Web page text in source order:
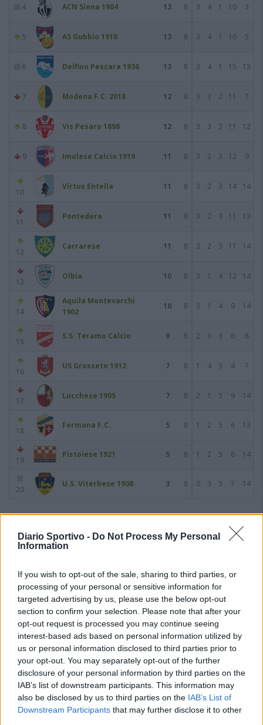
Diario Sportivo - Do Not Process My Personal
Information
If you wish to opt-out of the sale, sharing to third parties, or
processing of your personal or sensitive information for
targeted advertising by us, please use the below opt-out
section to confirm your selection. Please note that after your
opt-out request is processed you may continue seeing
interest-based ads based on personal information utilized by
us or personal information disclosed to third parties prior to
your opt-out. You may separately opt-out of the further
disclosure of your personal information by third parties on the
IAB’s list of downstream participants. This information may
also be disclosed by us to third parties on the IAB’s List of
Downstream Participants that may further disclose it to other
4 ACN Siena 1904 13 8 3 4 1 10 3
5 AS Gubbio 1910 13 8 3 4 1 10 5
6 Delfino Pescara 1936 13 8 3 4 1 15 13
7 Modena F.C. 2018 12 8 3 3 2 11 7
8 Vis Pesaro 1898 12 8 3 3 2 11 12
9 Imolese Calcio 1919 11 8 3 2 3 12 9
10
Virtus Entella 11 8 3 2 3 14 14
11
Pontedera 11 8 3 2 3 11 13
12
Carrarese 11 8 3 2 3 11 14
13
Olbia 10 8 3 1 4 12 14
14
Aquila Montevarchi
1902
10 8 3 1 4 9 14
15
S.S. Teramo Calcio 9 8 2 3 3 6 8
16
US Grosseto 1912 7 8 1 4 3 4 7
17
Lucchese 1905 7 8 2 1 5 9 14
18
Fermana F.C. 5 8 1 2 5 6 13
19
Pistoiese 1921 5 8 1 2 5 6 14
20
U.S. Viterbese 1908 3 8 0 3 5 7 14